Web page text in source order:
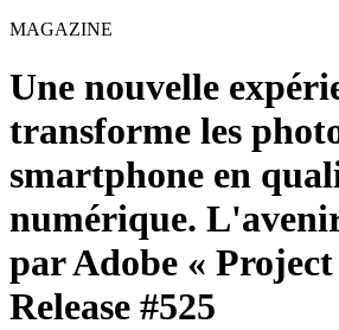
MAGAZINE
Une nouvelle
transforme les
smartphone en
numérique.
par Adobe «
Release #525